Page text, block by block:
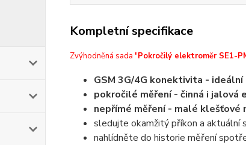
Kompletní specifikace
Zvýhodněná sada "Pokročilý elektroměr SE1-
GSM 3G/4G konektivita -
pokročilé měření - činná i jalová
nepřímé měření - malé klešťové
sledujte okamžitý příkon a
nahlídněte do historie měření